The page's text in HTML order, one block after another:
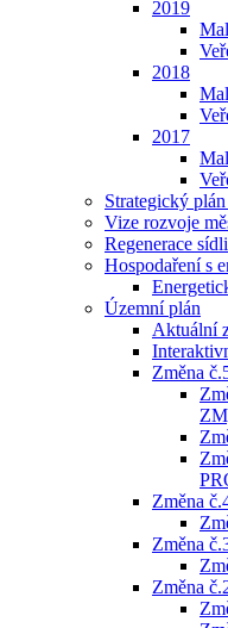
2019
2018
2017
Strategický plán
Vize rozvoje
Regenerace
Hospodaření s
Územní plán
Aktuální
Změna
Změna
Změna
Změna